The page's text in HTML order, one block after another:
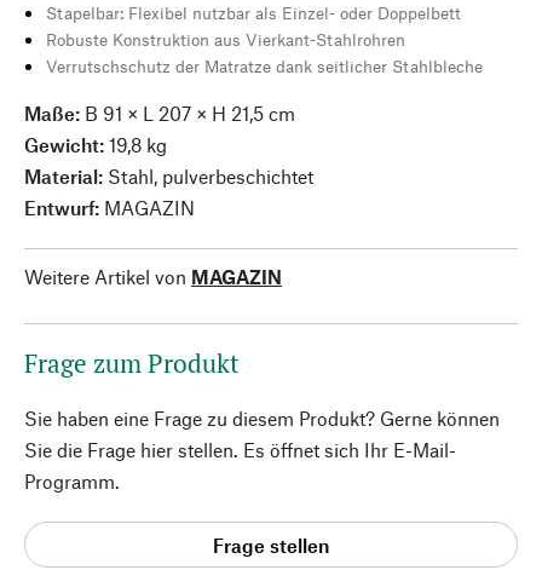
Stapelbar: Flexibel nutzbar als Einzel- oder Doppelbett
Robuste Konstruktion aus Vierkant-Stahlrohren
Verrutschschutz der Matratze dank seitlicher Stahlbleche
Maße: B 91 × L 207 × H 21,5 cm
Gewicht: 19,8 kg
Material: Stahl, pulverbeschichtet
Entwurf: MAGAZIN
Weitere Artikel von MAGAZIN
Frage zum Produkt
Sie haben eine Frage zu diesem Produkt? Gerne können
Sie die Frage hier stellen. Es öffnet sich Ihr E-Mail-
Programm.
Frage stellen